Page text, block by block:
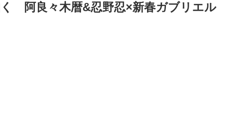
阿良々木暦&忍野忍×新春ガブリエル